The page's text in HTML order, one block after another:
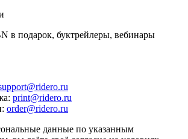
в подарок, буктрейлеры, вебинары
: print@ridero.ru
: order@ridero.ru
данные по указанным